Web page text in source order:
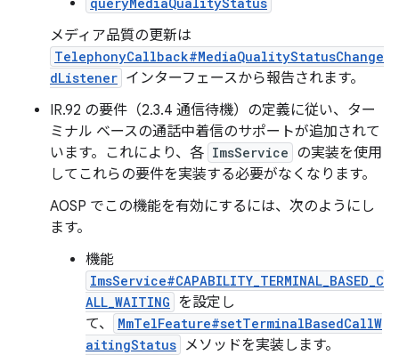
メディア品質の更新は
TelephonyCallback#MediaQualityStatusChange
dListener インターフェースから報告されます。
IR.92 の要件（2.3.4 通信待機）の定義に従い、ター
ミナル ベースの通話中着信のサポートが追加されて
います。これにより、各 ImsService の実装を使用
してこれらの要件を実装する必要がなくなります。
AOSP でこの機能を有効にするには、次のようにし
ます。
機能
ImsService#CAPABILITY_TERMINAL_BASED_C
ALL_WAITING を設定し
て、
MmTelFeature#setTerminalBasedCallW
aitingStatus メソッドを実装します。